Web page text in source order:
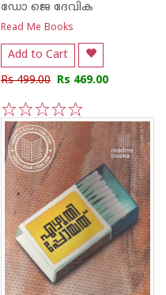
ഡോ ജെ ദേവിക
Read Me Books
Add to Cart
Rs 499.00 Rs 469.00
5
4
3
2
1